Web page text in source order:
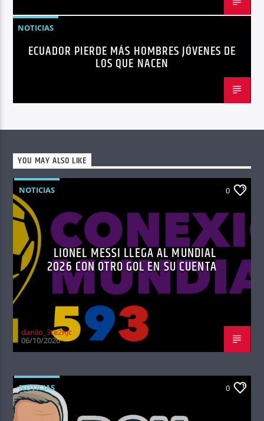
NOTICIAS
ECUADOR PIERDE MÁS HOMBRES JÓVENES DE
LOS QUE NACEN
YOU MAY ALSO LIKE
NOTICIAS 0
LIONEL MESSI LLEGA AL MUNDIAL
2026 CON OTRO GOL EN SU CUENTA
danilo_3re2RJc
06/10/2026
NOTICIAS 0